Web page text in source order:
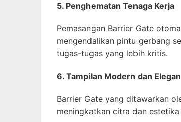
5. Penghematan Tenaga Kerja
Pemasangan Barrier Gate
mengendalikan pintu gerbang
tugas-tugas yang lebih kritis.
6. Tampilan Modern dan Elegan
Barrier Gate yang ditawarkan
meningkatkan citra dan